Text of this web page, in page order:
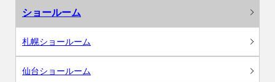
ショールーム
札幌ショールーム
仙台ショールーム